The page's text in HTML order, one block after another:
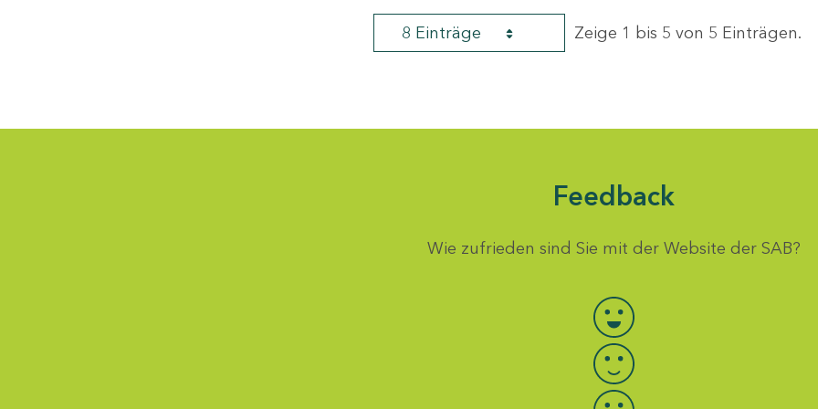
8 Einträge Zeige 1 bis 5 von 5 Einträgen.
Feedback
Wie zufrieden sind Sie mit der Website der SAB?
Bewertung auswählen